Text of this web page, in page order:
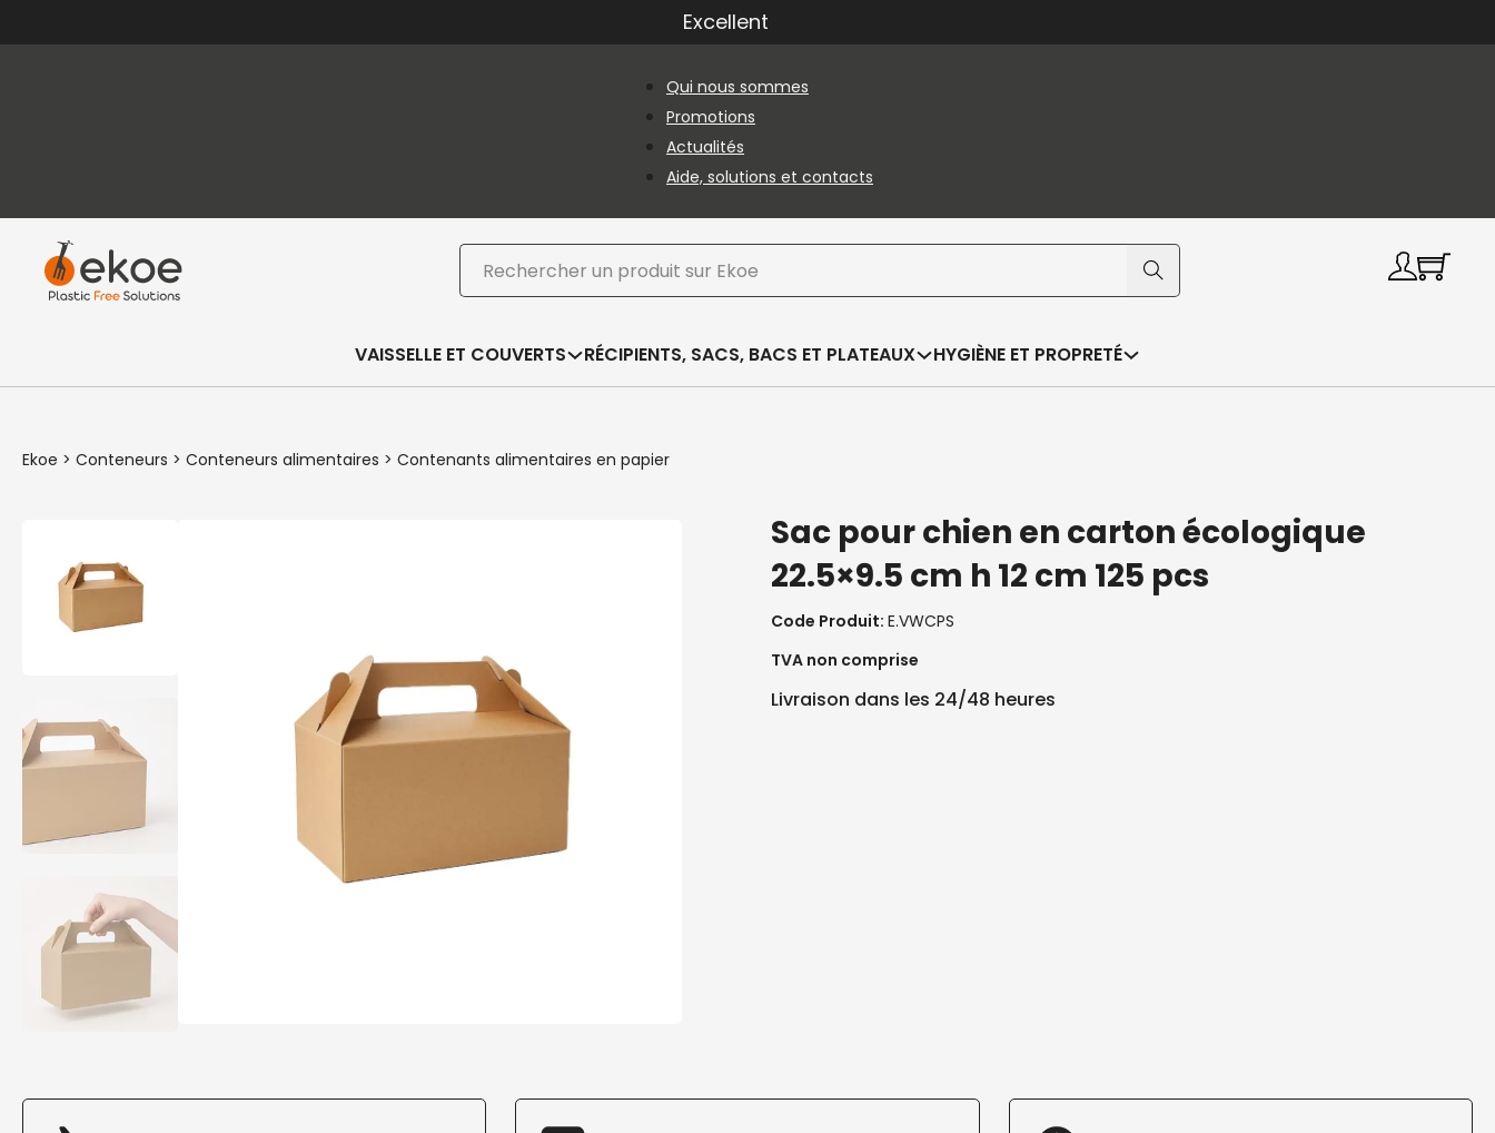
Excellent
Qui nous sommes
Promotions
Actualités
Aide, solutions et contacts
Rechercher
VAISSELLE ET COUVERTS RÉCIPIENTS, SACS, BACS ET PLATEAUX HYGIÈNE ET PROPRETÉ
Ekoe > Conteneurs > Conteneurs alimentaires > Contenants alimentaires en papier
Sac pour chien en carton écologique
22.5×9.5 cm h 12 cm 125 pcs
Code Produit: E.VWCPS
TVA non comprise
Livraison dans les 24/48 heures